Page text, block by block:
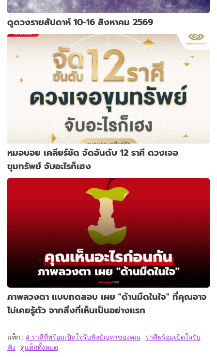
ดูดวงรายสัปดาห์ 10-16 สิงหาคม 2569
หมอบอย เคลียร์ชัด จัดอันดับ 12 ราศี ดวงเจอ
ขุมทรัพย์ จับอะไรก็เฮง
ภาพลวงตา แบบทดสอบ เผย "ด้านมืดในใจ" ที่คุณอาจ
ไม่เคยรู้ตัว จากสิ่งที่เห็นเป็นอย่างแรก
แท็ก : 4 ราศีที่พร้อมเปิดใจรับฟังปัญหาของคุณ ราศีพร้อมเปิดใจรับ
ฟัง ดูแท็กทั้งหมด